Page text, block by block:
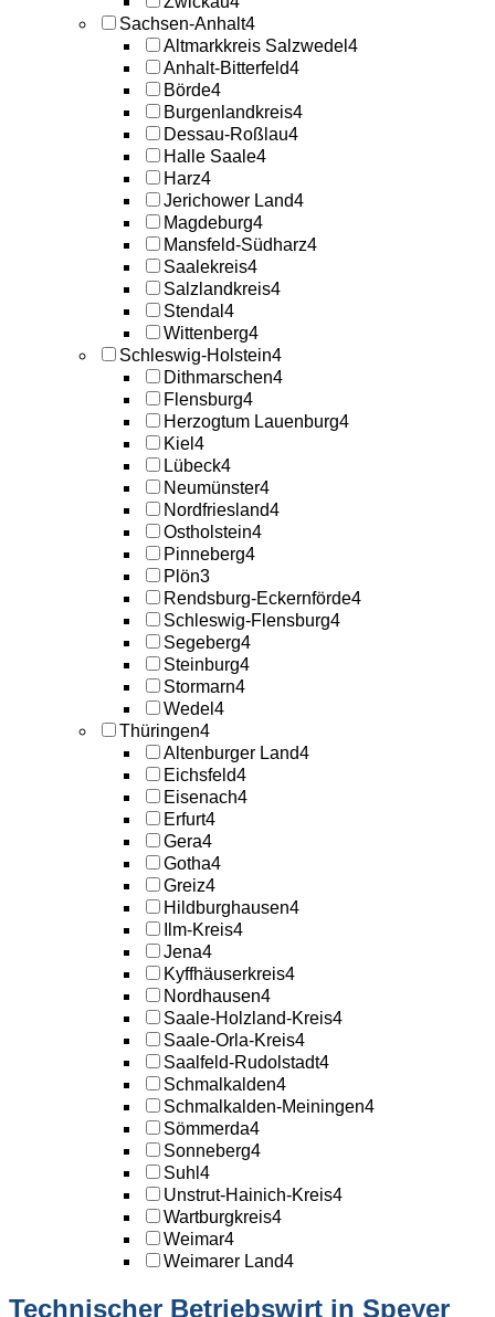
Sachsen-Anhalt4
Altmarkkreis Salzwedel 4
Anhalt-Bitterfeld4
Börde4
Burgenlandkreis4
Dessau-Roßlau4
Halle Saale4
Harz4
Jerichower Land4
Magdeburg4
Mansfeld-Südharz4
Saalekreis4
Salzlandkreis4
Stendal 4
Wittenberg4
Schleswig-Holstein4
Dithmarschen4
Flensburg4
Herzogtum Lauenburg4
Kiel 4
Lübeck4
Neumünster4
Nordfriesland4
Ostholstein4
Pinneberg4
Plön3
Rendsburg-Eckernförde4
Schleswig-Flensburg4
Segeberg4
Steinburg4
Stormarn4
Wedel 4
Thüringen4
Altenburger Land4
Eichsfeld4
Eisenach4
Erfurt4
Gera4
Gotha4
Greiz4
Hildburghausen4
Ilm-Kreis4
Jena4
Kyffhäuserkreis4
Nordhausen4
Saale-Holzland-Kreis4
Saale-Orla-Kreis4
Saalfeld-Rudolstadt4
Schmalkalden4
Schmalkalden-Meiningen4
Sömmerda4
Sonneberg4
Suhl 4
Unstrut-Hainich-Kreis4
Wartburgkreis4
Weimar4
Weimarer Land4
Technischer Betriebswirt in Speyer